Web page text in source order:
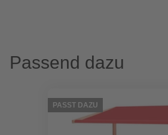
Passend dazu
PASST DAZU